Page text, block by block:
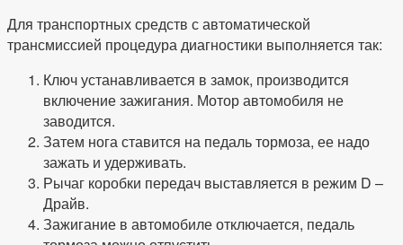
Для транспортных средств с автоматической
трансмиссией процедура диагностики выполняется так:
Ключ устанавливается в замок, производится
включение зажигания. Мотор автомобиля не
заводится.
Затем нога ставится на педаль тормоза, ее надо
зажать и удерживать.
Рычаг коробки передач выставляется в режим D –
Драйв.
Зажигание в автомобиле отключается, педаль